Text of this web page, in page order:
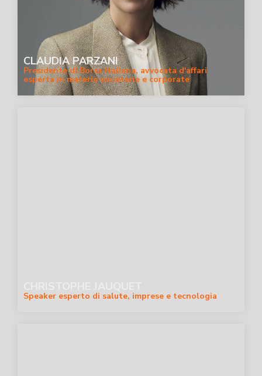
CLAUDIA PARZANI
Presidente di Borsa Italiana, avvocata d'affari
esperta in materie societarie e corporate
governance, strategia e sostenibilità
Speaker esperto di salute, imprese e tecnologia